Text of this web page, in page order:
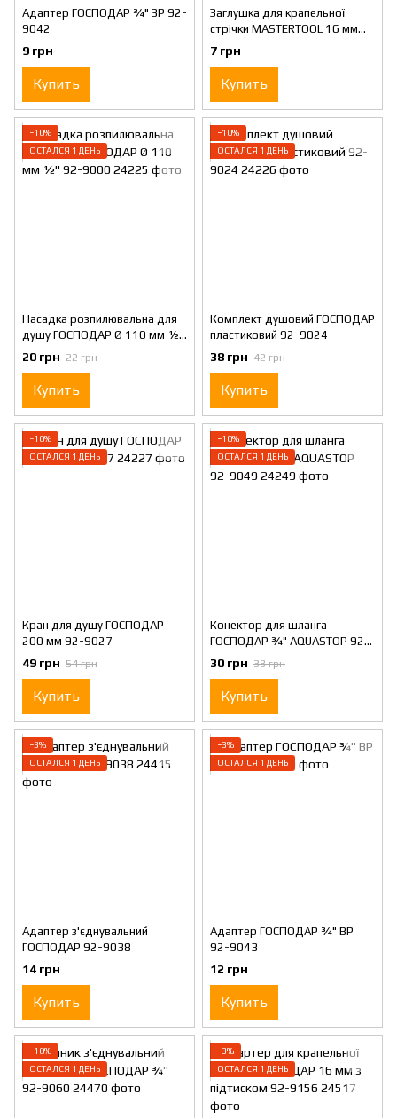
Адаптер ГОСПОДАР ¾" ЗР 92-
9042
9 грн
Купить
Заглушка для крапельної
стрічки MASTERTOOL 16 мм
92-9162
7 грн
Купить
−10%
ОСТАЛСЯ 1 ДЕНЬ
Насадка розпилювальна для
душу ГОСПОДАР Ø 110 мм ½"
92-9000
20 грн 22 грн
Купить
−10%
ОСТАЛСЯ 1 ДЕНЬ
Комплект душовий ГОСПОДАР
пластиковий 92-9024
38 грн 42 грн
Купить
−10%
ОСТАЛСЯ 1 ДЕНЬ
Кран для душу ГОСПОДАР
200 мм 92-9027
49 грн 54 грн
Купить
−10%
ОСТАЛСЯ 1 ДЕНЬ
Конектор для шланга
ГОСПОДАР ¾" AQUASTOP 92-
9049
30 грн 33 грн
Купить
−3%
ОСТАЛСЯ 1 ДЕНЬ
Адаптер з'єднувальний
ГОСПОДАР 92-9038
14 грн
Купить
−3%
ОСТАЛСЯ 1 ДЕНЬ
Адаптер ГОСПОДАР ¾" ВР
92-9043
12 грн
Купить
−10%
ОСТАЛСЯ 1 ДЕНЬ
−3%
ОСТАЛСЯ 1 ДЕНЬ